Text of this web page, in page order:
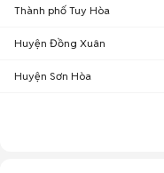
Thành phố Tuy Hòa
Huyện Đồng Xuân
Huyện Sơn Hòa